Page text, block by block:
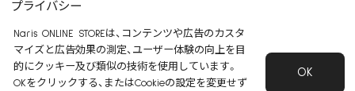
安心して安全にご使用いただくために
プライバシー
Naris ONLINE STOREは、コンテンツや広告のカスタ
マイズと広告効果の測定、ユーザー体験の向上を目
的にクッキー及び類似の技術を使用しています。
OKをクリックする、またはCookieの設定を変更せず
OK